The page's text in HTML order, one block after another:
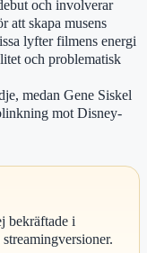
och involverar
att skapa musens
lyfter filmens energi
och problematisk
medan Gene Siskel
mot Disney-
bekräftade i